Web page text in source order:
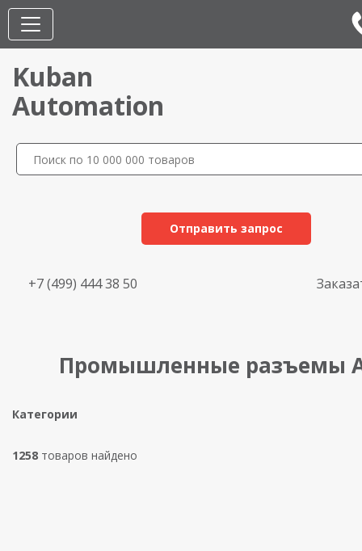
Kuban
Automation
Отправить запрос
+7 (499) 444 38 50
Промышленные разъемы
Категории
1258 товаров найдено